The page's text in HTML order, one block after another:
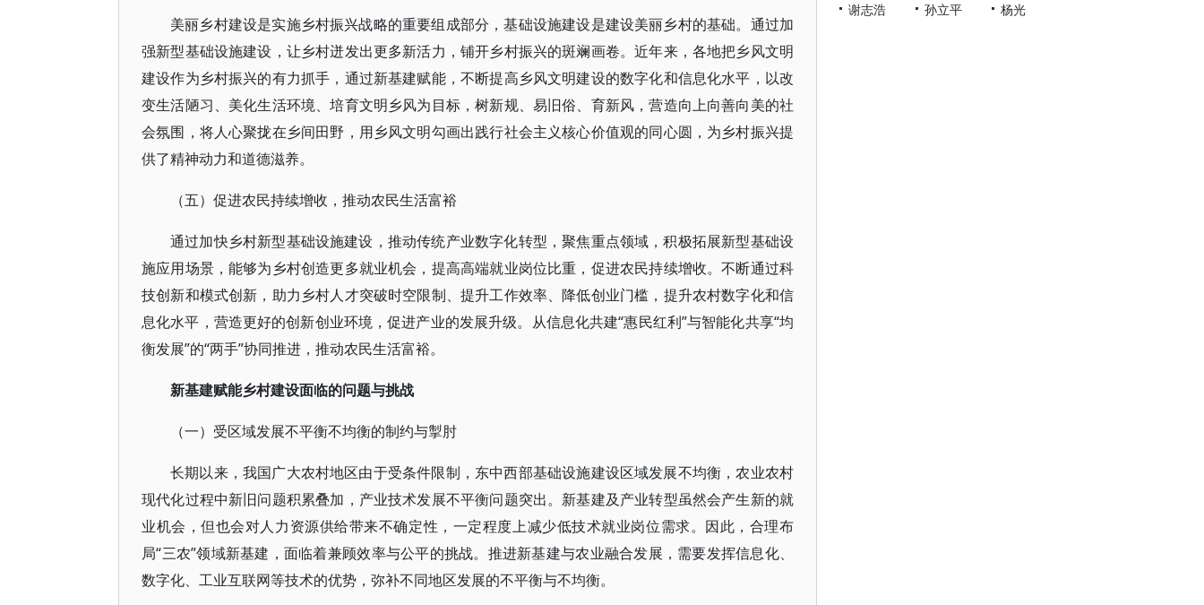
美丽乡村建设是实施乡村振兴战略的重要组成部分，基础设施建设是建设美丽乡村的基础。通过加
强新型基础设施建设，让乡村迸发出更多新活力，铺开乡村振兴的斑斓画卷。近年来，各地把乡风文明
建设作为乡村振兴的有力抓手，通过新基建赋能，不断提高乡风文明建设的数字化和信息化水平，以改
变生活陋习、美化生活环境、培育文明乡风为目标，树新规、易旧俗、育新风，营造向上向善向美的社
会氛围，将人心聚拢在乡间田野，用乡风文明勾画出践行社会主义核心价值观的同心圆，为乡村振兴提
供了精神动力和道德滋养。
（五）促进农民持续增收，推动农民生活富裕
通过加快乡村新型基础设施建设，推动传统产业数字化转型，聚焦重点领域，积极拓展新型基础设
施应用场景，能够为乡村创造更多就业机会，提高高端就业岗位比重，促进农民持续增收。不断通过科
技创新和模式创新，助力乡村人才突破时空限制、提升工作效率、降低创业门槛，提升农村数字化和信
息化水平，营造更好的创新创业环境，促进产业的发展升级。从信息化共建“惠民红利”与智能化共享“均
衡发展”的“两手”协同推进，推动农民生活富裕。
新基建赋能乡村建设面临的问题与挑战
（一）受区域发展不平衡不均衡的制约与掣肘
长期以来，我国广大农村地区由于受条件限制，东中西部基础设施建设区域发展不均衡，农业农村
现代化过程中新旧问题积累叠加，产业技术发展不平衡问题突出。新基建及产业转型虽然会产生新的就
业机会，但也会对人力资源供给带来不确定性，一定程度上减少低技术就业岗位需求。因此，合理布
局“三农”领域新基建，面临着兼顾效率与公平的挑战。推进新基建与农业融合发展，需要发挥信息化、
数字化、工业互联网等技术的优势，弥补不同地区发展的不平衡与不均衡。
谢志浩
孙立平 杨光